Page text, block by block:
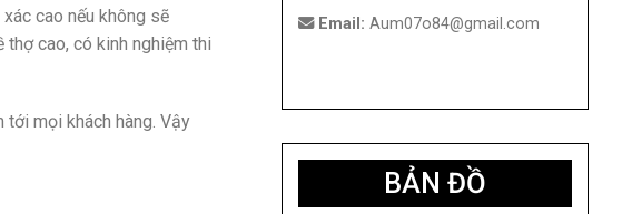
cao nếu không sẽ
cao, có kinh nghiệm thi
mọi khách hàng. Vậy
Email: Aum07o84@gmail.com
BẢN ĐỒ